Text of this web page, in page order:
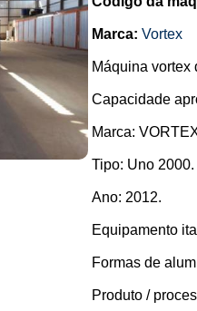
Marca: Vortex
Máquina vortex
Capacidade
Marca:
Tipo: Uno 2000.
Ano: 2012.
Equipamento
Formas de
Produto /